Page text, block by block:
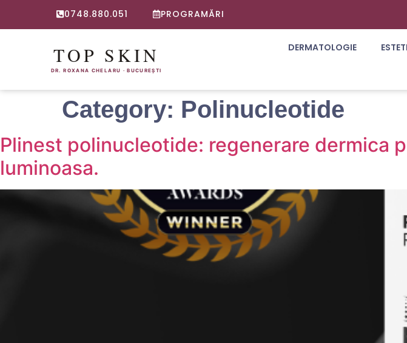
0748.880.051 PROGRAMĂRI
DERMATOLOGIE
Category: Polinucleotide
Plinest polinucleotide: regenerare dermica
luminoasa.